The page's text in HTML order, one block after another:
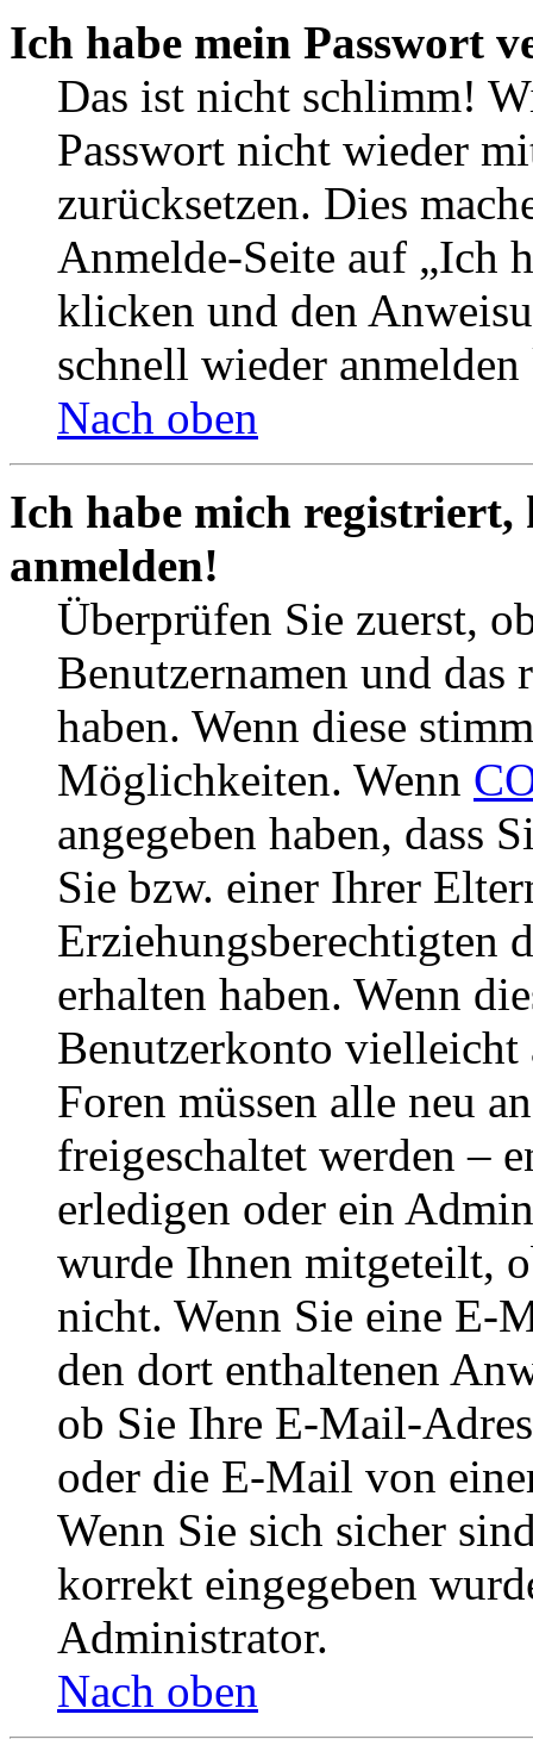
Ich habe mein Passwort
Das ist nicht schlimm!
Passwort nicht wieder
zurücksetzen. Dies
Anmelde-Seite auf „Ich
klicken und den
schnell wieder
Nach oben
Ich habe mich
anmelden!
Überprüfen Sie zuerst,
Benutzernamen und das
haben. Wenn diese
Möglichkeiten. Wenn
angegeben haben, dass
Sie bzw. einer Ihrer
Erziehungsberechtigten
erhalten haben. Wenn
Benutzerkonto
Foren müssen alle neu
freigeschaltet werden –
erledigen oder ein
wurde Ihnen mitgeteilt,
nicht. Wenn Sie eine E-
den dort enthaltenen
ob Sie Ihre E-Mail-
oder die E-Mail von
Wenn Sie sich sicher
korrekt eingegeben
Administrator.
Nach oben